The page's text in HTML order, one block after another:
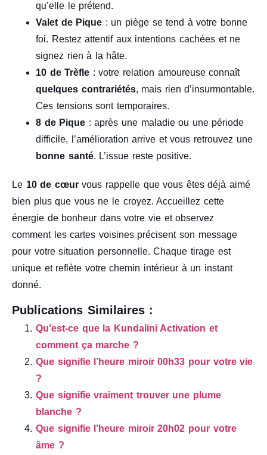
qu’elle le prétend.
Valet de Pique : un piège se tend à votre bonne
foi. Restez attentif aux intentions cachées et ne
signez rien à la hâte.
10 de Trèfle : votre relation amoureuse connaît
quelques contrariétés, mais rien d’insurmontable.
Ces tensions sont temporaires.
8 de Pique : après une maladie ou une période
difficile, l’amélioration arrive et vous retrouvez une
bonne santé. L’issue reste positive.
Le 10 de cœurvous rappelle que vous êtes déjà aimé
bien plus que vous ne le croyez. Accueillez cette
énergie de bonheur dans votre vie et observez
comment les cartes voisines précisent son message
pour votre situation personnelle. Chaque tirage est
unique et reflète votre chemin intérieur à un instant
donné.
Publications Similaires :
Qu’est-ce que la Kundalini Activation et
comment ça marche ?
Que signifie l’heure miroir 00h33 pour votre vie
?
Que signifie vraiment trouver une plume
blanche ?
Que signifie l’heure miroir 20h02 pour votre
âme ?